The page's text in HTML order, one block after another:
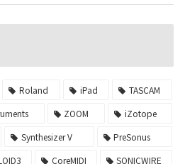
Roland iPad
TASCAM
ZOOM
iZotope
Synthesizer V
PreSonus
CoreMIDI
SONICWIRE